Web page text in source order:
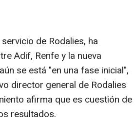
de Rodalies, ha
Adif, Renfe y la nueva
se está "en una fase inicial",
director general de Rodalies
afirma que es cuestión de
resultados.